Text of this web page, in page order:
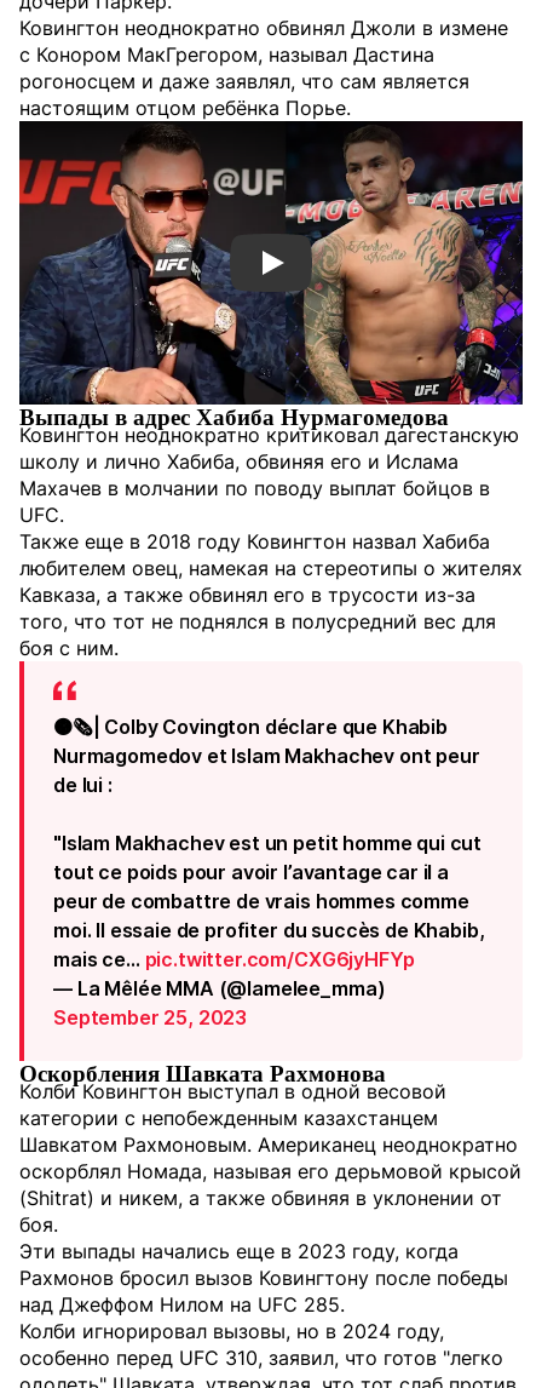
Ковингтон неоднократно обвинял Джоли в измене
с Конором МакГрегором, называл Дастина
рогоносцем и даже заявлял, что сам является
настоящим отцом ребёнка Порье.
Смотреть видео YouTube
Выпады в адрес Хабиба Нурмагомедова
Ковингтон неоднократно критиковал дагестанскую
школу и лично Хабиба, обвиняя его и Ислама
Махачев в молчании по поводу выплат бойцов в
UFC.
Также еще в 2018 году Ковингтон назвал Хабиба
любителем овец, намекая на стереотипы о жителях
Кавказа, а также обвинял его в трусости из-за
того, что тот не поднялся в полусредний вес для
боя с ним.
🟠🗞️| Colby Covington déclare que Khabib
Nurmagomedov et Islam Makhachev ont peur
de lui :
"Islam Makhachev est un petit homme qui cut
tout ce poids pour avoir l’avantage car il a
peur de combattre de vrais hommes comme
moi. Il essaie de profiter du succès de Khabib,
mais ce… pic.twitter.com/CXG6jyHFYp
— La Mêlée MMA (@lamelee_mma)
September 25, 2023
Оскорбления Шавката Рахмонова
Колби Ковингтон выступал в одной весовой
категории с непобежденным казахстанцем
Шавкатом Рахмоновым. Американец неоднократно
оскорблял Номада, называя его дерьмовой крысой
(Shitrat) и никем, а также обвиняя в уклонении от
боя.
Эти выпады начались еще в 2023 году, когда
Рахмонов бросил вызов Ковингтону после победы
над Джеффом Нилом на UFC 285.
Колби игнорировал вызовы, но в 2024 году,
особенно перед UFC 310, заявил, что готов "легко